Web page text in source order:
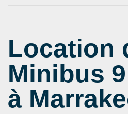
Location
Minibus
à